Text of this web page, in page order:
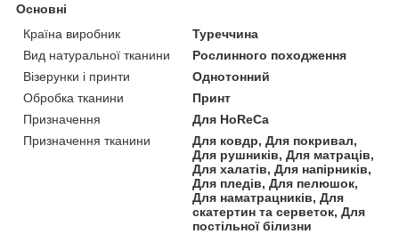
Основні
Країна виробник
Туреччина
Вид натуральної тканини
Рослинного походження
Візерунки і принти
Однотонний
Обробка тканини
Принт
Призначення
Для HoReCa
Призначення тканини
Для ковдр, Для покривал,
Для рушників, Для матраців,
Для халатів, Для напірників,
Для пледів, Для пелюшок,
Для наматрацників, Для
скатертин та серветок, Для
постільної білизни